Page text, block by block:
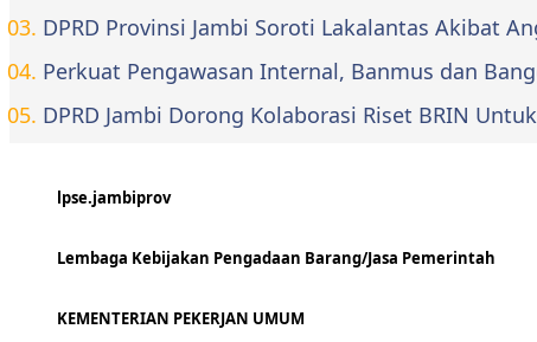
DPRD Provinsi Jambi Soroti Lakalantas Akibat
Perkuat Pengawasan Internal, Banmus dan
DPRD Jambi Dorong Kolaborasi Riset BRIN
lpse.jambiprov
Lembaga Kebijakan Pengadaan Barang/Jasa Pemerintah
KEMENTERIAN PEKERJAN UMUM